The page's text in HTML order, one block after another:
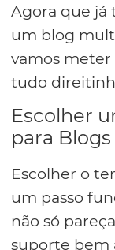
Agora que já
um blog
vamos
tudo
Escolher
para
Escolher o
um passo
não só
suporte bem